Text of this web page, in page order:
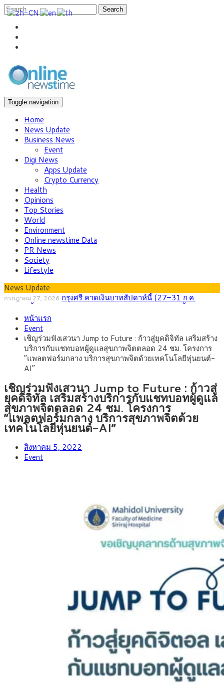
Search
Toggle navigation
Home
News Update
Business News
Event
Digi News
Apps Update
Crypto Currency
Health
Opinions
Top Stories
World
Environment
Online newstime Data
PR News
Society
Lifestyle
News Update
กรกฎาคม 27, 2026 กรุงศรี คาดเงินบาทสัปดาห์นี้ (27–31 ก.ค.
หน้ารถไฟฟ้าสงขลา โมโนเรล 12.54 กม. เชื่อมเมืองหาดใหญ่
สิงหาคม 4, 2026
หัวเพียง 2,618 บาท เสนอทบทวนจัดสรรงบให้สอดคล้องภาระงาน
จริง
สิงหาคม 3, 2026
33.00-33.60 ติดตามข้อมูลจ้างงานสหรัฐฯ
สิงหาคม 1, 2026 “เอกนิติ” เปิดเครื่องยนต์เศรษฐกิจใหม่ของไทย เดิน
หน้า 5 ยุทธศาสตร์ รื้อโครงสร้างเศรษฐกิจ ดันไทยโตเต็มศักยภาพ
กรกฎาคม 27, 2026 ภัยเงียบใกล้ตัวเด็ก LSD “แสตมป์เมา” ยาเสพติด
ลายการ์ตูน กรมศุลกากร เตือนผู้ปกครองเฝ้าระวัง หลังยึดล็อตใหญ่
จากเยอรมนี
หน้าแรก
Event
เชิญร่วมฟังเสวนา Jump to Future : ก้าวสู่ยุคดิจิทัล เสริมสร้าง
บริการกับแชทบอทผู้ดูแลสุขภาพจิตตลอด 24 ชม. โครงการ
“แพลตฟอร์มกลาง บริการสุขภาพจิตด้วยเทคโนโลยีหุ่นยนต์-
AI”
เชิญร่วมฟังเสวนา Jump to Future : ก้าวสู่
ยุคดิจิทัล เสริมสร้างบริการกับแชทบอทผู้ดูแล
สุขภาพจิตตลอด 24 ชม. โครงการ
“แพลตฟอร์มกลาง บริการสุขภาพจิตด้วย
เทคโนโลยีหุ่นยนต์-AI”
สิงหาคม 5, 2022
Event